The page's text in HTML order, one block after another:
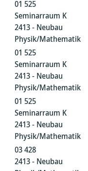
01 525
Seminarraum K
2413 - Neubau
Physik/Mathematik
01 525
Seminarraum K
2413 - Neubau
Physik/Mathematik
01 525
Seminarraum K
2413 - Neubau
Physik/Mathematik
03 428
2413 - Neubau